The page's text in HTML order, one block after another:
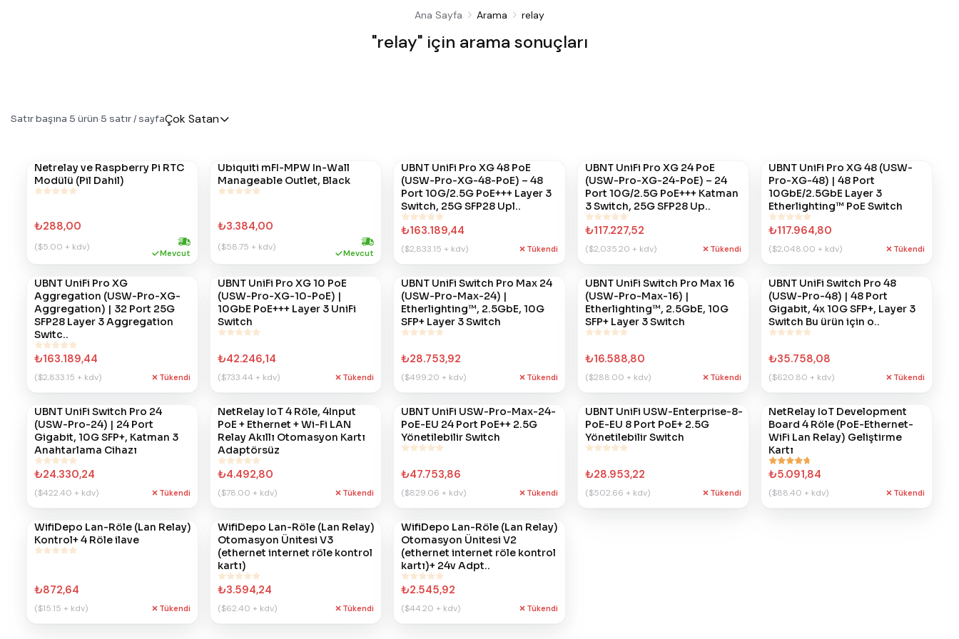
Ana Sayfa Arama relay
"relay" için arama sonuçları
Satır başına 5 ürün·5 satır / sayfaÇok Satan
#911
Netrelay ve Raspberry Pi RTC
Modülü (Pil Dahil)
₺288,00
($5.00 + kdv) Hızlı kargo
Mevcut
#522
Ubiquiti mFI-MPW In-Wall
Manageable Outlet, Black
₺3.384,00
($58.75 + kdv) Hızlı kargo
Mevcut
#872
UBNT UniFi Pro XG 48 PoE
(USW-Pro-XG-48-PoE) – 48
Port 10G/2.5G PoE+++ Layer 3
Switch, 25G SFP28 Upl..
₺163.189,44
($2,833.15 + kdv) Tükendi
#871
UBNT UniFi Pro XG 24 PoE
(USW-Pro-XG-24-PoE) – 24
Port 10G/2.5G PoE+++ Katman
3 Switch, 25G SFP28 Up..
₺117.227,52
($2,035.20 + kdv) Tükendi
#868
UBNT UniFi Pro XG 48 (USW-
Pro-XG-48) | 48 Port
10GbE/2.5GbE Layer 3
Etherlighting™ PoE Switch
₺117.964,80
($2,048.00 + kdv) Tükendi
#866
UBNT UniFi Pro XG
Aggregation (USW-Pro-XG-
Aggregation) | 32 Port 25G
SFP28 Layer 3 Aggregation
Switc..
₺163.189,44
($2,833.15 + kdv) Tükendi
#863
UBNT UniFi Pro XG 10 PoE
(USW-Pro-XG-10-PoE) |
10GbE PoE+++ Layer 3 UniFi
Switch
₺42.246,14
($733.44 + kdv) Tükendi
#851
UBNT UniFi Switch Pro Max 24
(USW-Pro-Max-24) |
Etherlighting™, 2.5GbE, 10G
SFP+ Layer 3 Switch
₺28.753,92
($499.20 + kdv) Tükendi
#850
UBNT UniFi Switch Pro Max 16
(USW-Pro-Max-16) |
Etherlighting™, 2.5GbE, 10G
SFP+ Layer 3 Switch
₺16.588,80
($288.00 + kdv) Tükendi
#849
UBNT UniFi Switch Pro 48
(USW-Pro-48) | 48 Port
Gigabit, 4x 10G SFP+, Layer 3
Switch Bu ürün için o..
₺35.758,08
($620.80 + kdv) Tükendi
#848
UBNT UniFi Switch Pro 24
(USW-Pro-24) | 24 Port
Gigabit, 10G SFP+, Katman 3
Anahtarlama Cihazı
₺24.330,24
($422.40 + kdv) Tükendi
#681
NetRelay IoT 4 Röle, 4Input
PoE + Ethernet + Wi-Fi LAN
Relay Akıllı Otomasyon Kartı
Adaptörsüz
₺4.492,80
($78.00 + kdv) Tükendi
#410
UBNT UniFi USW-Pro-Max-24-
PoE-EU 24 Port PoE++ 2.5G
Yönetilebilir Switch
₺47.753,86
($829.06 + kdv) Tükendi
#409
UBNT UniFi USW-Enterprise-8-
PoE-EU 8 Port PoE+ 2.5G
Yönetilebilir Switch
₺28.953,22
($502.66 + kdv) Tükendi
#382
NetRelay IoT Development
Board 4 Röle (PoE-Ethernet-
WiFi Lan Relay) Geliştirme
Kartı
₺5.091,84
($88.40 + kdv) Tükendi
#231
WifiDepo Lan-Röle (Lan Relay)
Kontrol+ 4 Röle ilave
₺872,64
($15.15 + kdv) Tükendi
#230
WifiDepo Lan-Röle (Lan Relay)
Otomasyon Ünitesi V3
(ethernet internet röle kontrol
kartı)
₺3.594,24
($62.40 + kdv) Tükendi
#141
WifiDepo Lan-Röle (Lan Relay)
Otomasyon Ünitesi V2
(ethernet internet röle kontrol
kartı)+ 24v Adpt..
₺2.545,92
($44.20 + kdv) Tükendi